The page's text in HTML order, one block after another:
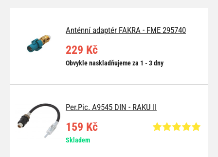
Anténní adaptér FAKRA - FME 295740
229 Kč
Obvykle naskladňujeme za 1 - 3 dny
Per.Pic. A9545 DIN - RAKU II
159 Kč
Skladem